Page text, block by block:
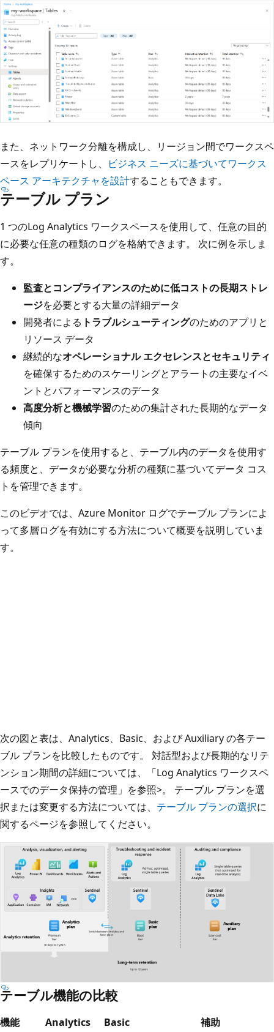
また、ネットワーク分離を構成し、リージョン間でワークスペ
ースをレプリケートし、
ビジネス ニーズに基づいてワークス
ペース アーキテクチャを設計することもできます。
テーブル プラン
1 つのLog Analytics ワークスペースを使用して、任意の目的
に必要な任意の種類のログを格納できます。 次に例を示しま
す。
監査とコンプライアンスのために低コストの長期ストレ
ージを必要とする大量の詳細データ
開発者による トラブルシューティングのためのアプリと
リソース データ
継続的なオペレーショナル エクセレンスとセキュリティ
を確保するためのスケーリングとアラートの主要なイベ
ントとパフォーマンスのデータ
高度分析と機械学習のための集計された長期的なデータ
傾向
テーブル プランを使用すると、テーブル内のデータを使用す
る頻度と、データが必要な分析の種類に基づいてデータ コス
トを管理できます。
このビデオでは、Azure Monitor ログでテーブル プランによ
って多層ログを有効にする方法について概要を説明していま
す。
次の図と表は、Analytics、Basic、および Auxiliary の各テー
ブル プランを比較したものです。 対話型および長期的なリテ
ンション期間の詳細については、「Log Analytics ワークスペ
ースでのデータ保持の管理 」を参照>。 テーブル プランを選
択または変更する方法については、 テーブル プランの選択に
関するページを参照してください。
テーブル機能の比較
機能 Analytics Basic 補助